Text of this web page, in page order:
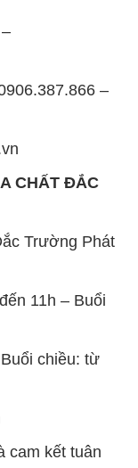
–
CHẤT ĐẮC
Trường Phát
11h – Buổi
chiều: từ
cam kết tuân